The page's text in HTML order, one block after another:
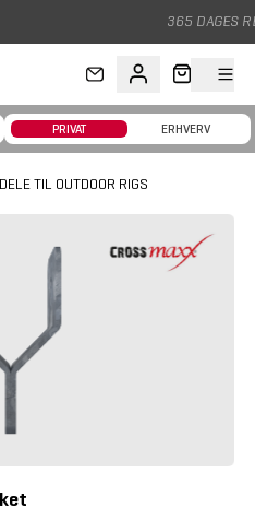
365 DAGES RETURRET
PRIVAT ERHVERV
TIL OUTDOOR RIGS